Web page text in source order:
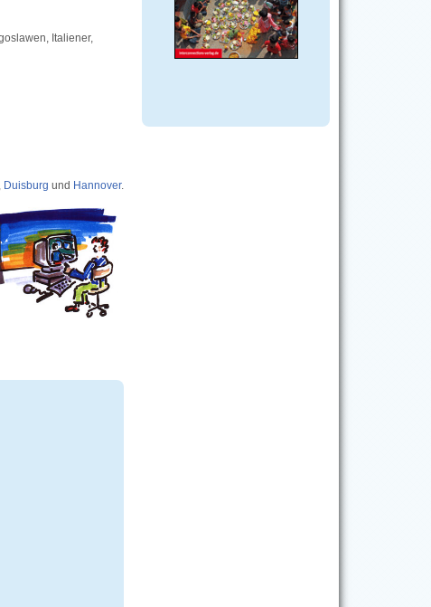
Italiener,
Duisburg und Hannover.